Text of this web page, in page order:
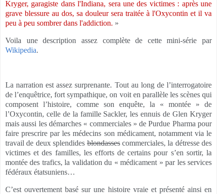
Kryger, garagiste dans l'Indiana, sera une des victimes : après une
grave blessure au dos, sa douleur sera traitée à l'Oxycontin et il va
peu à peu sombrer dans l'addiction. »
Voila une description assez complète de cette mini-série par
Wikipedia.
La narration est assez surprenante. Tout au long de l’interrogatoire
de l’enquêtrice, fort sympathique, on voit en parallèle les scènes qui
composent l’histoire, comme son enquête, la « montée » de
l’Oxycontin, celle de la famille Sackler, les ennuis de Glen Kryger
mais aussi les démarches « commerciales » de Purdue Pharma pour
faire prescrire par les médecins son médicament, notamment via le
travail de deux splendidesblondassescommerciales, la détresse des
victimes et des familles, les efforts de certains pour s’en sortir, la
montée des trafics, la validation du « médicament » par les services
fédéraux étatsuniens…
C’est ouvertement basé sur une histoire vraie et présenté ainsi en